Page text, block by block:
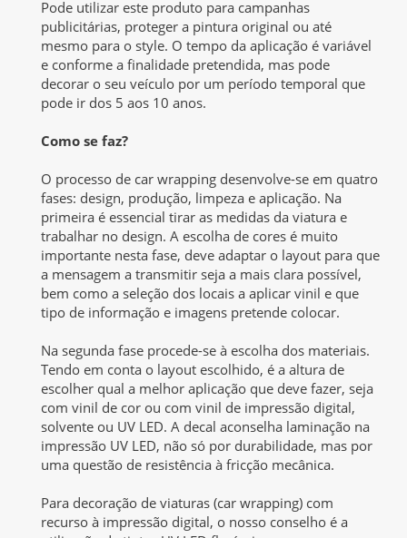
Pode utilizar este produto para campanhas
publicitárias, proteger a pintura original ou até
mesmo para o style. O tempo da aplicação é variável
e conforme a finalidade pretendida, mas pode
decorar o seu veículo por um período temporal que
pode ir dos 5 aos 10 anos.
Como se faz?
O processo de car wrapping desenvolve-se em quatro
fases: design, produção, limpeza e aplicação. Na
primeira é essencial tirar as medidas da viatura e
trabalhar no design. A escolha de cores é muito
importante nesta fase, deve adaptar o layout para que
a mensagem a transmitir seja a mais clara possível,
bem como a seleção dos locais a aplicar vinil e que
tipo de informação e imagens pretende colocar.
Na segunda fase procede-se à escolha dos materiais.
Tendo em conta o layout escolhido, é a altura de
escolher qual a melhor aplicação que deve fazer, seja
com vinil de cor ou com vinil de impressão digital,
solvente ou UV LED. A decal aconselha laminação na
impressão UV LED, não só por durabilidade, mas por
uma questão de resistência à fricção mecânica.
Para decoração de viaturas (car wrapping) com
recurso à impressão digital, o nosso conselho é a